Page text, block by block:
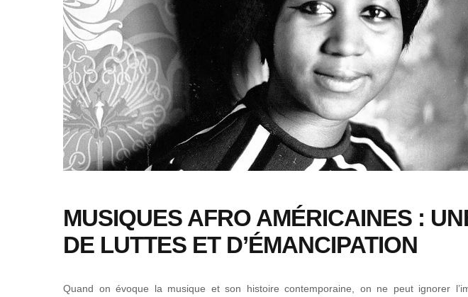
MUSIQUES AFRO AMÉRICAINES :
DE LUTTES ET D’ÉMANCIPATION
Quand on évoque la musique et son histoire contemporaine, on ne peut ignorer